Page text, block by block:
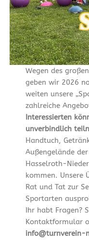
Wegen des
geben wir 2026
weiten unsere
zahlreiche
Interessierten
unverbindlich
Handtuch,
Außengelände
Hasselroth-
kommen. Unsere
Rat und Tat zur
Sportarten
Ihr habt Fragen?
Kontaktformular
info@turnverein-